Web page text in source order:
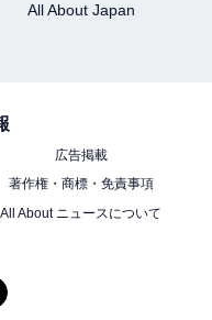
All About Japan
広告掲載
著作権・商標・免責事項
All About ニュースについて